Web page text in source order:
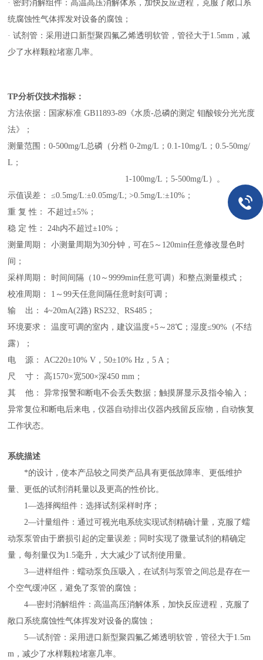
· 密封消解组件：高温高压消解体系，加快反应进程，克服了敞口系
统腐蚀性气体挥发对设备的腐蚀 ；
· 试剂管：采用进口新型聚四氟乙烯透明软管，管径大于1.5mm，减
少了水样颗粒堵塞几率。
TP分析仪技术指标：
方法依据：国家标准 GB11893-89《水质-总磷的测定 钼酸铵分光光度
法》
；
测量范围：0-500mg/L总磷（分档 0-2mg/L；0.1-10mg/L；0.5-50mg/
L；
1-100mg/L；5-500mg/L） 。
示值误差：
≤0.5mg/L:±0.05mg/L; >0.5mg/L:±10% ；
重 复 性： 不超过±5% ；
稳 定 性： 24h内不超过±10% ；
测量周期：
小测量周期为30分钟，可在5～120min任意修改显色时
间 ；
采样周期：
时间间隔（ 10～9999min任意可调）和整点测量模式 ；
校准周期：
1～99天任意间隔任意时刻可调 ；
输
出： 4~20mA(2路) RS232、RS485 ；
环境要求：
温度可调的室内，建议温度+5～28℃；湿度≤90%（不结
露）
；
电
源： AC220±10% V，50±10% Hz，5 A ；
尺
寸： 高1570×宽500×深450 mm ；
其
他： 异常报警和断电不会丢失数据 ；触摸屏显示及指令输入 ；
异常复位和断电后来电，仪器自动排出仪器内残留反应物，自动恢复
工作状态。
系统描述
*的设计，使本产品较之同类产品具有更低故障率、更低维护
量、更低的试剂消耗量以及更高的性价比。
1—选择阀组件：选择试剂采样时序；
2—计量组件：通过可视光电系统实现试剂精确计量，克服了蠕
动泵泵管由于磨损引起的定量误差；同时实现了微量试剂的精确定
量，每剂量仅为1.5毫升，大大减少了试剂使用量。
3—进样组件：蠕动泵负压吸入，在试剂与泵管之间总是存在一
个空气缓冲区，避免了泵管的腐蚀；
4—密封消解组件：高温高压消解体系，加快反应进程，克服了
敞口系统腐蚀性气体挥发对设备的腐蚀；
5—试剂管：采用进口 新型聚四氟乙烯透明软管，管径大于1.5m
m，减少了水样颗粒堵塞几率。